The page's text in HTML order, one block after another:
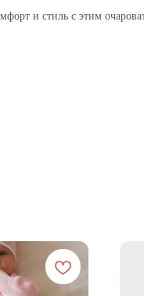
и стиль с этим